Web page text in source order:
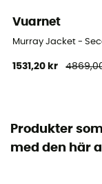
Vuarnet
Murray Jacket -
1531,20 kr
Produkter
med den här